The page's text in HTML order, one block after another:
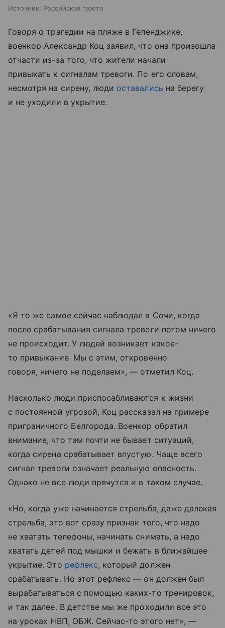
Источник: Российская газета
Говоря о трагедии на пляже в Геленджике,
военкор Александр Коц заявил, что она произошла
отчасти из-за того, что жители начали
привыкать к сигналам тревоги. По его словам,
несмотря на сирену, люди оставались на берегу
и не уходили в укрытие.
«Я то же самое сейчас наблюдал в Сочи, когда
после срабатывания сигнала тревоги потом ничего
не происходит. У людей возникает какое-
то привыкание. Мы с этим, откровенно
говоря, ничего не поделаем», — отметил Коц.
Насколько люди приспосабливаются к жизни
с постоянной угрозой, Коц рассказал на примере
приграничного Белгорода. Военкор обратил
внимание, что там почти не бывает ситуаций,
когда сирена срабатывает впустую. Чаще всего
сигнал тревоги означает реальную опасность.
Однако не все люди прячутся и в таком случае.
«Но, когда уже начинается стрельба, даже далекая
стрельба, это вот сразу признак того, что надо
не хватать телефоны, начинать снимать, а надо
хватать детей под мышки и бежать в ближайшее
укрытие. Это рефлекс, который должен
срабатывать. Но этот рефлекс — он должен был
вырабатываться с помощью каких-то тренировок,
и так далее. В детстве мы же проходили все это
на уроках НВП, ОБЖ. Сейчас-то этого нет», —